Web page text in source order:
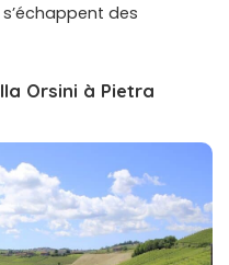
des
Orsini à Pietra